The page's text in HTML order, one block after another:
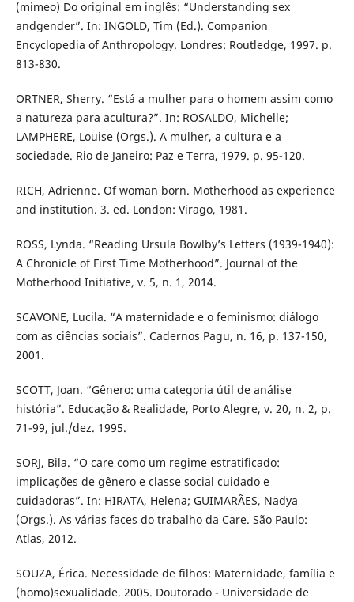
(mimeo) Do original em inglês: “Understanding sex
andgender”. In: INGOLD, Tim (Ed.). Companion
Encyclopedia of Anthropology. Londres: Routledge, 1997. p.
813-830.
ORTNER, Sherry. “Está a mulher para o homem assim como
a natureza para acultura?”. In: ROSALDO, Michelle;
LAMPHERE, Louise (Orgs.). A mulher, a cultura e a
sociedade. Rio de Janeiro: Paz e Terra, 1979. p. 95-120.
RICH, Adrienne. Of woman born. Motherhood as experience
and institution. 3. ed. London: Virago, 1981.
ROSS, Lynda. “Reading Ursula Bowlby’s Letters (1939-1940):
A Chronicle of First Time Motherhood”. Journal of the
Motherhood Initiative, v. 5, n. 1, 2014.
SCAVONE, Lucila. “A maternidade e o feminismo: diálogo
com as ciências sociais”. Cadernos Pagu, n. 16, p. 137-150,
2001.
SCOTT, Joan. “Gênero: uma categoria útil de análise
história”. Educação & Realidade, Porto Alegre, v. 20, n. 2, p.
71-99, jul./dez. 1995.
SORJ, Bila. “O care como um regime estratificado:
implicações de gênero e classe social cuidado e
cuidadoras”. In: HIRATA, Helena; GUIMARÃES, Nadya
(Orgs.). As várias faces do trabalho da Care. São Paulo:
Atlas, 2012.
SOUZA, Érica. Necessidade de filhos: Maternidade, família e
(homo)sexualidade. 2005. Doutorado - Universidade de